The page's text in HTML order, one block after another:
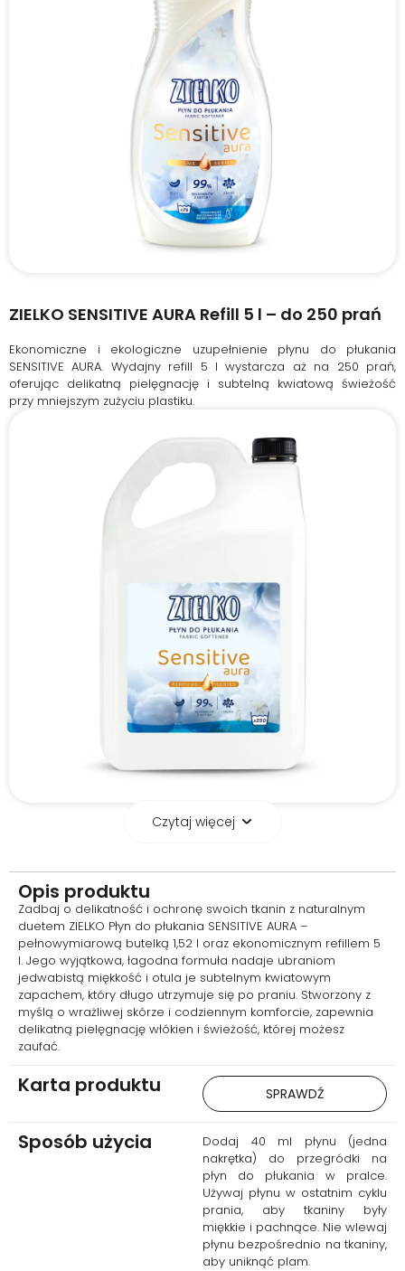
ZIELKO SENSITIVE AURA Refill 5 l – do 250 prań
Ekonomiczne i ekologiczne uzupełnienie płynu do płukania
SENSITIVE AURA. Wydajny refill 5 l wystarcza aż na 250 prań,
oferując delikatną pielęgnację i subtelną kwiatową świeżość
przy mniejszym zużyciu plastiku.
Zestaw z dużym refillem 5 l
gwarantuje stały dostęp do
wyjątkowo łagodnego płynu,
stworzonego z myślą o
wrażliwej skórze. To doskonałe
rozwiązanie dla osób
poszukujących subtelnej
pielęgnacji tkanin bez
kompromisów.
Czytaj więcej
Opis produktu
Zadbaj o delikatność i ochronę swoich tkanin z naturalnym
duetem ZIELKO Płyn do płukania SENSITIVE AURA –
pełnowymiarową butelką 1,52 l oraz ekonomicznym refillem 5
l. Jego wyjątkowa, łagodna formuła nadaje ubraniom
jedwabistą miękkość i otula je subtelnym kwiatowym
zapachem, który długo utrzymuje się po praniu. Stworzony z
myślą o wrażliwej skórze i codziennym komforcie, zapewnia
delikatną pielęgnację włókien i świeżość, której możesz
zaufać.
Karta produktu SPRAWDŹ
Sposób użycia
Dodaj 40 ml płynu (jedna
nakrętka) do przegródki na
płyn do płukania w pralce.
Używaj płynu w ostatnim cyklu
prania, aby tkaniny były
miękkie i pachnące. Nie wlewaj
płynu bezpośrednio na tkaniny,
aby uniknąć plam.